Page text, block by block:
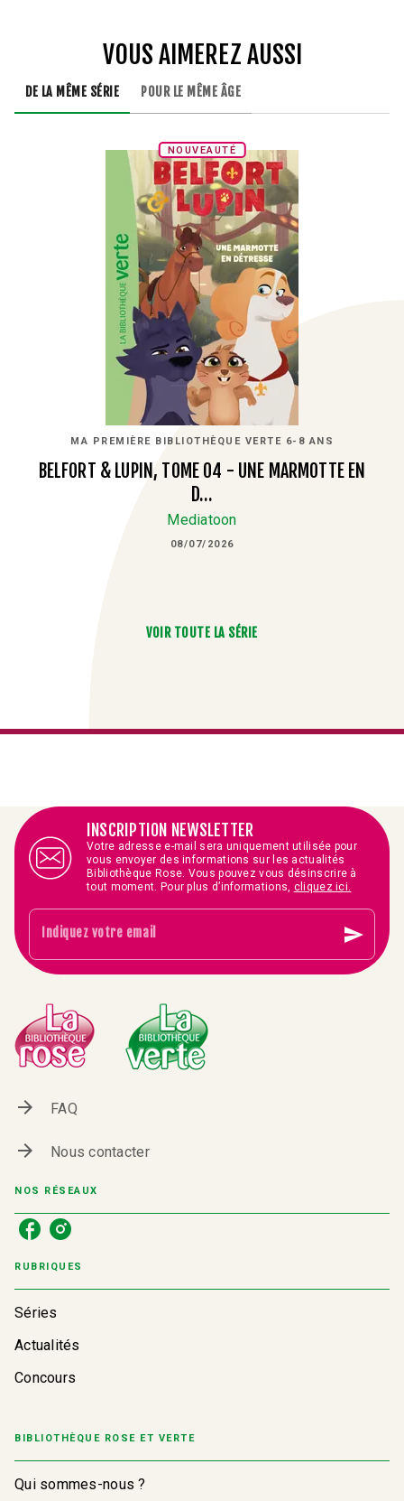
VOUS AIMEREZ AUSSI
DE LA MÊME SÉRIE POUR LE MÊME ÂGE
NOUVEAUTÉ
MA PREMIÈRE BIBLIOTHÈQUE VERTE 6-8 ANS
BELFORT & LUPIN, TOME 04 - UNE MARMOTTE EN
D…
Mediatoon
08/07/2026
VOIR TOUTE LA SÉRIE
INSCRIPTION NEWSLETTER
Votre adresse e-mail sera uniquement utilisée pour
vous envoyer des informations sur les actualités
Bibliothèque Rose. Vous pouvez vous désinscrire à
tout moment. Pour plus d’informations, cliquez ici.
Indiquez votre email send
arrow_forward FAQ
arrow_forward Nous contacter
NOS RÉSEAUX
RUBRIQUES
Séries
Actualités
Concours
BIBLIOTHÈQUE ROSE ET VERTE
Qui sommes-nous ?